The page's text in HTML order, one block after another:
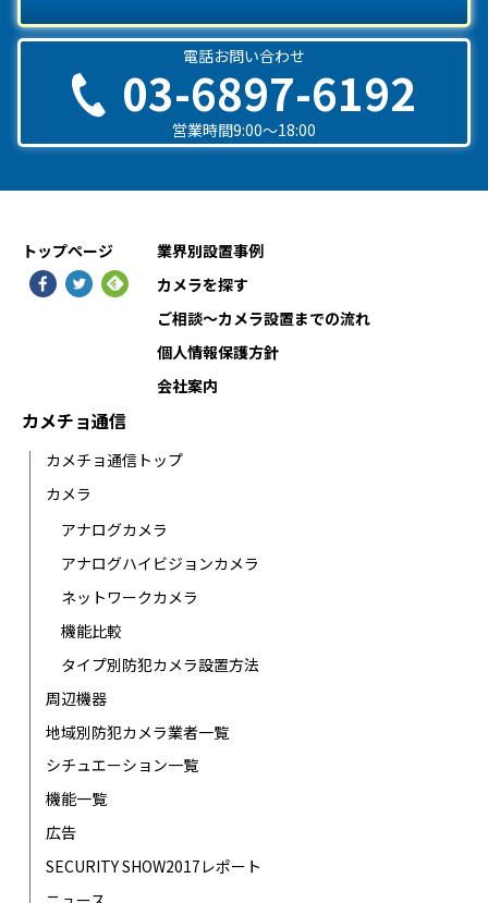
電話お問い合わせ
03-6897-6192
営業時間9:00〜18:00
トップページ
業界別設置事例
カメラを探す
ご相談〜カメラ設置までの流れ
個人情報保護方針
会社案内
カメチョ通信
カメチョ通信トップ
カメラ
アナログカメラ
アナログハイビジョンカメラ
ネットワークカメラ
機能比較
タイプ別防犯カメラ設置方法
周辺機器
地域別防犯カメラ業者一覧
シチュエーション一覧
機能一覧
広告
SECURITY SHOW2017レポート